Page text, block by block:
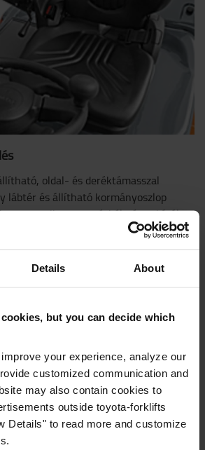
Details About
but you can decide which
your experience, analyze our
customized communication and
may also contain cookies to
outside toyota-forklifts
Details" to read more and customize
oldal- és deréktámasszal
lábtér és állítható kormányoszlop
ergonomikus vezetési élményt kínál.